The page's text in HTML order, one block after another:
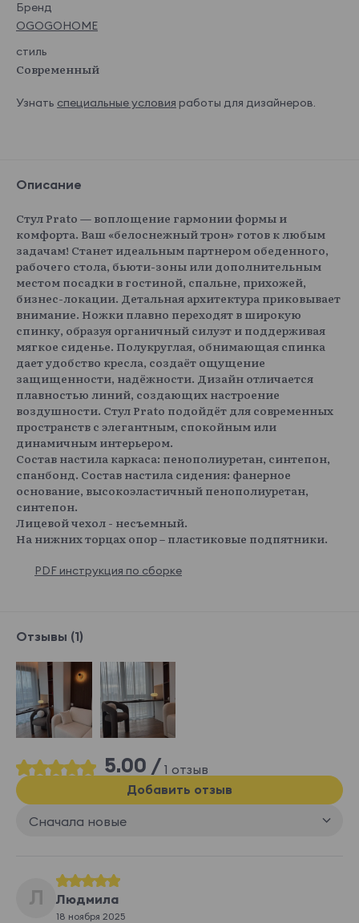
Бренд
OGOGOHOME
стиль
Современный
Узнать специальные условия работы для дизайнеров.
Описание
Стул Prato — воплощение гармонии формы и
комфорта. Ваш «белоснежный трон» готов к любым
задачам! Станет идеальным партнером обеденного,
рабочего стола, бьюти-зоны или дополнительным
местом посадки в гостиной, спальне, прихожей,
бизнес-локации. Детальная архитектура приковывает
внимание. Ножки плавно переходят в широкую
спинку, образуя органичный силуэт и поддерживая
мягкое сиденье. Полукруглая, обнимающая спинка
дает удобство кресла, создаёт ощущение
защищенности, надёжности. Дизайн отличается
плавностью линий, создающих настроение
воздушности. Стул Prato подойдёт для современных
пространств с элегантным, спокойным или
динамичным интерьером.
Состав настила каркаса: пенополиуретан, синтепон,
спанбонд. Состав настила сидения: фанерное
основание, высокоэластичный пенополиуретан,
синтепон.
Лицевой чехол - несъемный.
На нижних торцах опор – пластиковые подпятники.
PDF инструкция по сборке
Отзывы (1)
5.00 / 1 отзыв
Сначала новые
Добавить отзыв
Л Людмила
18 ноября 2025